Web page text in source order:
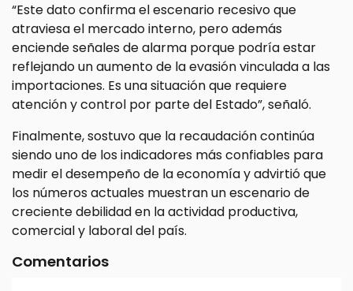
“Este dato confirma el escenario recesivo que
atraviesa el mercado interno, pero además
enciende señales de alarma porque podría estar
reflejando un aumento de la evasión vinculada a las
importaciones. Es una situación que requiere
atención y control por parte del Estado”, señaló.
Finalmente, sostuvo que la recaudación continúa
siendo uno de los indicadores más confiables para
medir el desempeño de la economía y advirtió que
los números actuales muestran un escenario de
creciente debilidad en la actividad productiva,
comercial y laboral del país.
Comentarios